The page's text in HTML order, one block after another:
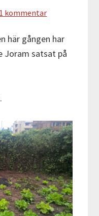
1 kommentar
här gången har
Joram satsat på